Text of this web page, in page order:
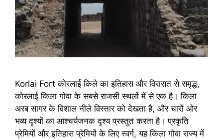
Korlai Fort कोरलाई किले का इतिहास और विरासत से समृद्ध,
कोरलाई किला गोवा के सबसे राजसी स्थलों में से एक है। किला
अरब सागर के विशाल नीले विस्तार को देखता है, और चारों ओर
भव्य दृश्यों का आश्चर्यजनक दृश्य प्रस्तुत करता है। प्रकृति
प्रेमियों और इतिहास प्रेमियों के लिए स्वर्ग, यह किला गोवा राज्य में